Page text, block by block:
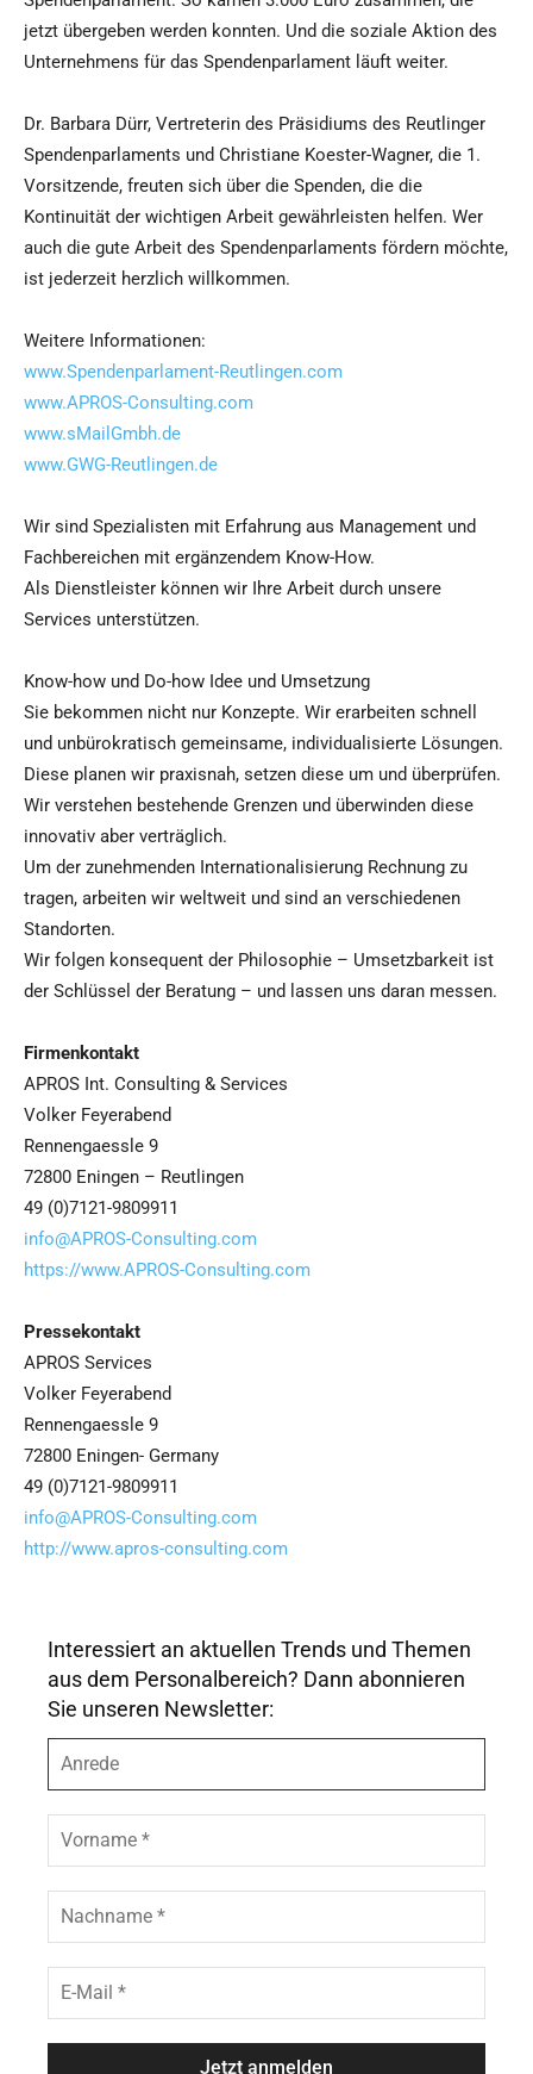
jetzt übergeben werden konnten. Und die soziale Aktion des
Unternehmens für das Spendenparlament läuft weiter.
Dr. Barbara Dürr, Vertreterin des Präsidiums des Reutlinger
Spendenparlaments und Christiane Koester-Wagner, die 1.
Vorsitzende, freuten sich über die Spenden, die die
Kontinuität der wichtigen Arbeit gewährleisten helfen. Wer
auch die gute Arbeit des Spendenparlaments fördern möchte,
ist jederzeit herzlich willkommen.
Weitere Informationen:
www.Spendenparlament-Reutlingen.com
www.APROS-Consulting.com
www.sMailGmbh.de
www.GWG-Reutlingen.de
Wir sind Spezialisten mit Erfahrung aus Management und
Fachbereichen mit ergänzendem Know-How.
Als Dienstleister können wir Ihre Arbeit durch unsere
Services unterstützen.
Know-how und Do-how Idee und Umsetzung
Sie bekommen nicht nur Konzepte. Wir erarbeiten schnell
und unbürokratisch gemeinsame, individualisierte Lösungen.
Diese planen wir praxisnah, setzen diese um und überprüfen.
Wir verstehen bestehende Grenzen und überwinden diese
innovativ aber verträglich.
Um der zunehmenden Internationalisierung Rechnung zu
tragen, arbeiten wir weltweit und sind an verschiedenen
Standorten.
Wir folgen konsequent der Philosophie – Umsetzbarkeit ist
der Schlüssel der Beratung – und lassen uns daran messen.
Firmenkontakt
APROS Int. Consulting & Services
Volker Feyerabend
Rennengaessle 9
72800 Eningen – Reutlingen
49 (0)7121-9809911
info@APROS-Consulting.com
https://www.APROS-Consulting.com
Pressekontakt
APROS Services
Volker Feyerabend
Rennengaessle 9
72800 Eningen- Germany
49 (0)7121-9809911
info@APROS-Consulting.com
http://www.apros-consulting.com
Interessiert an aktuellen Trends und Themen
aus dem Personalbereich? Dann abonnieren
Sie unseren Newsletter:
r
e
e
r
n
m
c
h
a
M
a